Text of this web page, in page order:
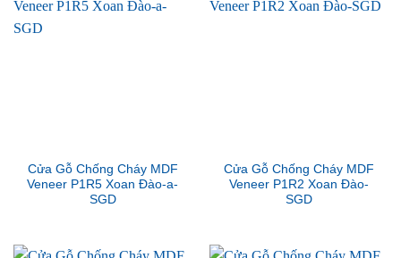
Cửa Gỗ Chống Cháy MDF
Veneer P1R5 Xoan Đào-a-
SGD
Cửa Gỗ Chống Cháy MDF
Veneer P1R2 Xoan Đào-
SGD